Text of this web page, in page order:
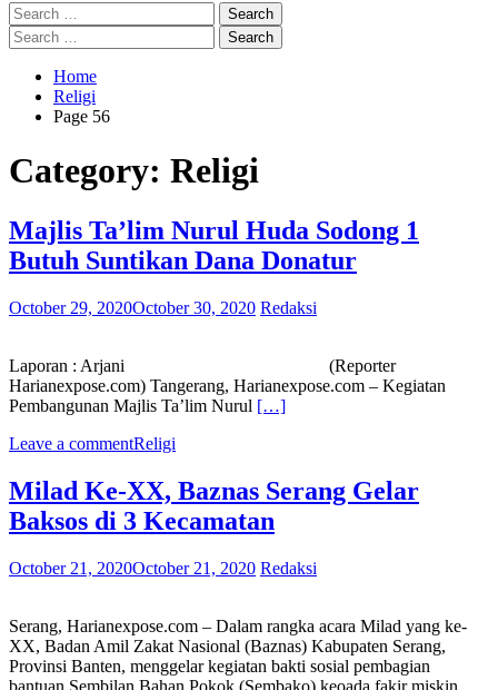
Search
for:
Search
for:
Home
Religi
Page 56
Category: Religi
Majlis Ta’lim Nurul Huda Sodong 1
Butuh Suntikan Dana Donatur
October 29, 2020October 30, 2020 Redaksi
Laporan : Arjani (Reporter
Harianexpose.com) Tangerang, Harianexpose.com – Kegiatan
Pembangunan Majlis Ta’lim Nurul […]
Leave a commentReligi
Milad Ke-XX, Baznas Serang Gelar
Baksos di 3 Kecamatan
October 21, 2020October 21, 2020 Redaksi
Serang, Harianexpose.com – Dalam rangka acara Milad yang ke-
XX, Badan Amil Zakat Nasional (Baznas) Kabupaten Serang,
Provinsi Banten, menggelar kegiatan bakti sosial pembagian
bantuan Sembilan Bahan Pokok (Sembako) keoada fakir miskin,